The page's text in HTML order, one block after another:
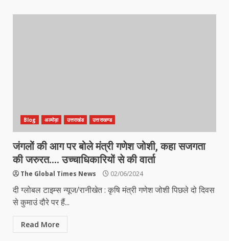
Blog अल्मोड़ा उत्तराखंड उत्तराखण्ड
जंगलों की आग पर बोले मंत्री गणेश जोशी, कहा सजगता
की जरुरत…. उच्चाधिकारियों से की वार्ता
The Global Times News 02/06/2024
दी ग्लोबल टाइम्स न्यूज/रानीखेत : कृषि मंत्री गणेश जोशी पिछले दो दिवस
से कुमाउं दौरे पर हैं...
Read More